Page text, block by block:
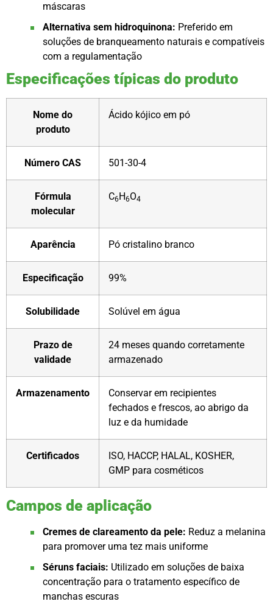
máscaras
Alternativa sem hidroquinona: Preferido em
soluções de branqueamento naturais e compatíveis
com a regulamentação
Especificações típicas do produto
Nome do
produto
Ácido kójico em pó
Número CAS 501-30-4
Fórmula
molecular
C6H6O4
Aparência Pó cristalino branco
Especificação 99%
Solubilidade Solúvel em água
Prazo de
validade
24 meses quando corretamente
armazenado
Armazenamento
Conservar em recipientes
fechados e frescos, ao abrigo da
luz e da humidade
Certificados
ISO, HACCP, HALAL, KOSHER,
GMP para cosméticos
Campos de aplicação
Cremes de clareamento da pele: Reduz a melanina
para promover uma tez mais uniforme
Séruns faciais: Utilizado em soluções de baixa
concentração para o tratamento específico de
manchas escuras